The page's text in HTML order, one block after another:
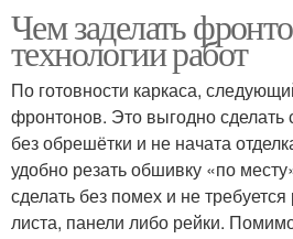
Чем заделать
технологии работ
По готовности каркаса,
фронтонов. Это выгодно сделать
без обрешётки и не начата
удобно резать обшивку «по
сделать без помех и не
листа, панели либо рейки.